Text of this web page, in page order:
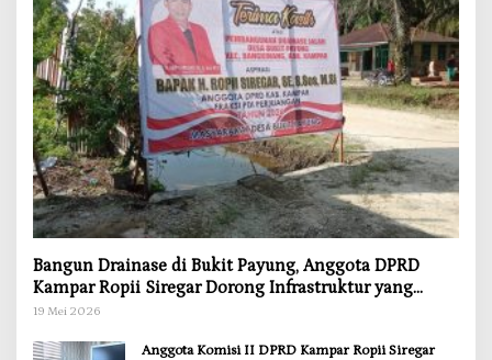
Bangun Drainase di Bukit Payung, Anggota DPRD
Kampar Ropii Siregar Dorong Infrastruktur yang
Menyentuh Kebutuhan Dasar
19 Mei 2026
Anggota Komisi II DPRD Kampar Ropii Siregar